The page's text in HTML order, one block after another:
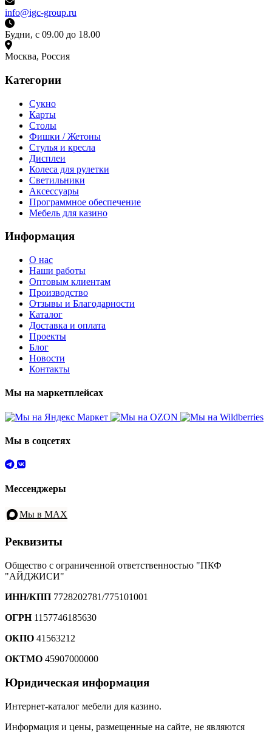
info@igc-group.ru
Будни, с 09.00 до 18.00
Москва, Россия
Категории
Сукно
Карты
Столы
Фишки / Жетоны
Стулья и кресла
Дисплеи
Колеса для рулетки
Светильники
Аксессуары
Программное обеспечение
Мебель для казино
Информация
О нас
Наши работы
Оптовым клиентам
Производство
Отзывы и Благодарности
Каталог
Доставка и оплата
Проекты
Блог
Новости
Контакты
Мы на маркетплейсах
Мы в соцсетях
Мессенджеры
Мы в MAX
Реквизиты
Общество с ограниченной ответственностью "ПКФ
"АЙДЖИСИ"
ИНН/КПП 7728202781/775101001
ОГРН1157746185630
ОКПО 41563212
ОКТМО 45907000000
Юридическая информация
Интернет-каталог мебели для казино.
Информация и цены, размещенные на сайте, не являются